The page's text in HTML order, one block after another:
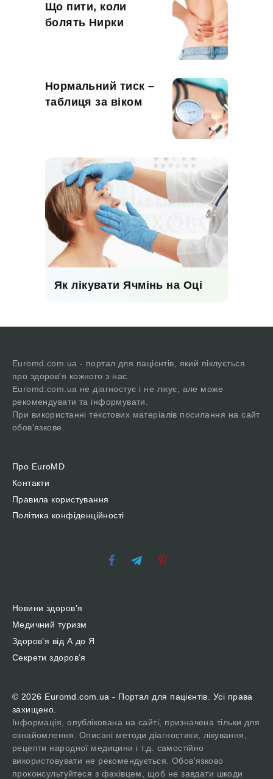
Що пити, коли
болять Нирки
Нормальний тиск –
таблиця за віком
Як лікувати Ячмінь на Оці
Euromd.com.ua - портал для пацієнтів, який піклується
про здоров'я кожного з нас.
Euromd.com.ua не діагностує і не лікує, але може
рекомендувати та інформувати.
При використанні текстових матеріалів посилання на сайт
обов'язкове.
Про EuroMD
Контакти
Правила користування
Політика конфіденційності
Новини здоров’я
Медичний туризм
Здоров’я від А до Я
Секрети здоров’я
© 2026 Euromd.com.ua - Портал для пацієнтів. Усі права
захищено.
Інформація, опублікована на сайті, призначена тільки для
ознайомлення. Описані методи діагностики, лікування,
рецепти народної медицини і т.д. самостійно
використовувати не рекомендується. Обов'язково
проконсультуйтеся з фахівцем, щоб не завдати шкоди